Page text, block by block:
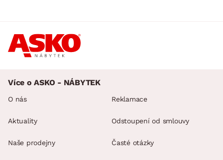
Více o ASKO - NÁBYTEK
O nás
Aktuality
Naše prodejny
Reklamace
Odstoupení od smlouvy
Časté otázky